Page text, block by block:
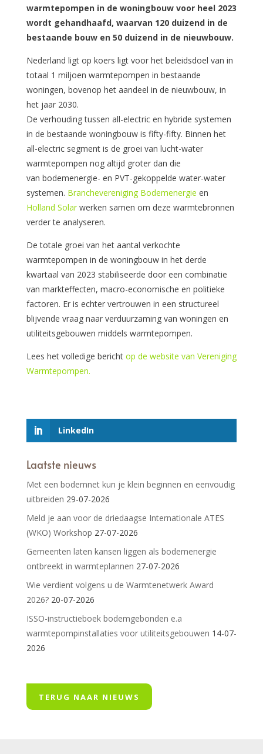
warmtepompen in de woningbouw voor heel 2023
wordt gehandhaafd, waarvan 120 duizend in de
bestaande bouw en 50 duizend in de nieuwbouw.
Nederland ligt op koers ligt voor het beleidsdoel van in
totaal 1 miljoen warmtepompen in bestaande
woningen, bovenop het aandeel in de nieuwbouw, in
het jaar 2030.
De verhouding tussen all-electric en hybride systemen
in de bestaande woningbouw is fifty-fifty. Binnen het
all-electric segment is de groei van lucht-water
warmtepompen nog altijd groter dan die
van bodemenergie- en PVT-gekoppelde water-water
systemen. Branchevereniging Bodemenergie en
Holland Solarwerken samen om deze warmtebronnen
verder te analyseren.
De totale groei van het aantal verkochte
warmtepompen in de woningbouw in het derde
kwartaal van 2023 stabiliseerde door een combinatie
van markteffecten, macro-economische en politieke
factoren. Er is echter vertrouwen in een structureel
blijvende vraag naar verduurzaming van woningen en
utiliteitsgebouwen middels warmtepompen.
Lees het volledige bericht op de website van Vereniging
Warmtepompen.
LinkedIn
Laatste nieuws
Met een bodemnet kun je klein beginnen en eenvoudig
uitbreiden 29-07-2026
Meld je aan voor de driedaagse Internationale ATES
(WKO) Workshop 27-07-2026
Gemeenten laten kansen liggen als bodemenergie
ontbreekt in warmteplannen 27-07-2026
Wie verdient volgens u de Warmtenetwerk Award
2026? 20-07-2026
ISSO-instructieboek bodemgebonden e.a
warmtepompinstallaties voor utiliteitsgebouwen 14-07-
2026
TERUG NAAR NIEUWS